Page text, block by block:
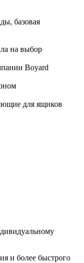
базовая
на выбор
Boyard
для ящиков
и более быстрого